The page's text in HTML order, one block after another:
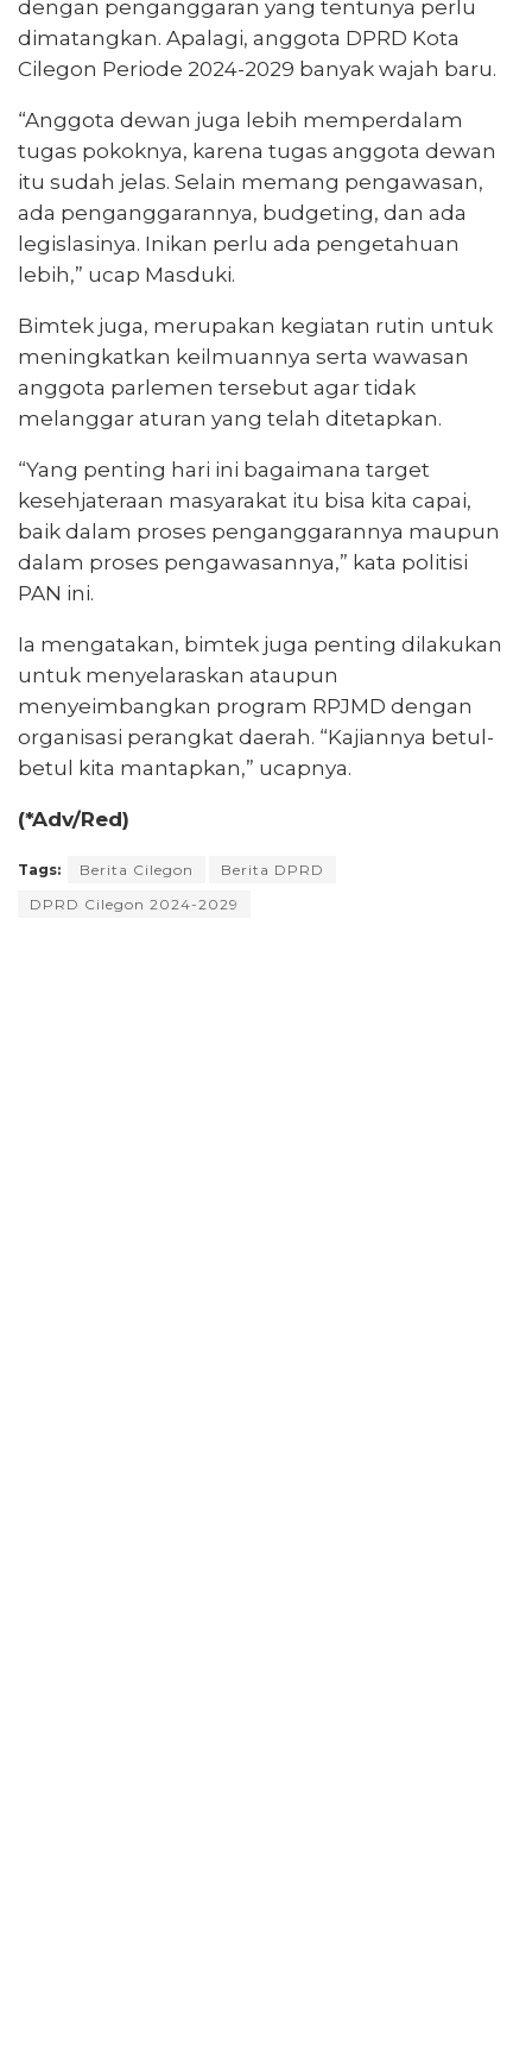
dengan penganggaran yang tentunya perlu
dimatangkan. Apalagi, anggota DPRD Kota
Cilegon Periode 2024-2029 banyak wajah baru.
“Anggota dewan juga lebih memperdalam
tugas pokoknya, karena tugas anggota dewan
itu sudah jelas. Selain memang pengawasan,
ada penganggarannya, budgeting, dan ada
legislasinya. Inikan perlu ada pengetahuan
lebih,” ucap Masduki.
Bimtek juga, merupakan kegiatan rutin untuk
meningkatkan keilmuannya serta wawasan
anggota parlemen tersebut agar tidak
melanggar aturan yang telah ditetapkan.
“Yang penting hari ini bagaimana target
kesehjateraan masyarakat itu bisa kita capai,
baik dalam proses penganggarannya maupun
dalam proses pengawasannya,” kata politisi
PAN ini.
Ia mengatakan, bimtek juga penting dilakukan
untuk menyelaraskan ataupun
menyeimbangkan program RPJMD dengan
organisasi perangkat daerah. “Kajiannya betul-
betul kita mantapkan,” ucapnya.
(*Adv/Red)
Tags: Berita Cilegon
Berita DPRD
DPRD Cilegon 2024-2029